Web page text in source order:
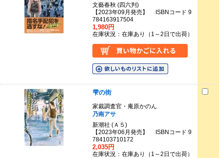
文藝春秋 (四六判)
【2023年09月発売】 ISBNコード 9
784163917504
1,980円
在庫状況：在庫あり（1～2日で出荷）
雫の街
家裁調査官・庵原かのん
乃南アサ
新潮社 (Ａ５)
【2023年06月発売】 ISBNコード 9
784103710172
2,035円
在庫状況：在庫あり（1～2日で出荷）